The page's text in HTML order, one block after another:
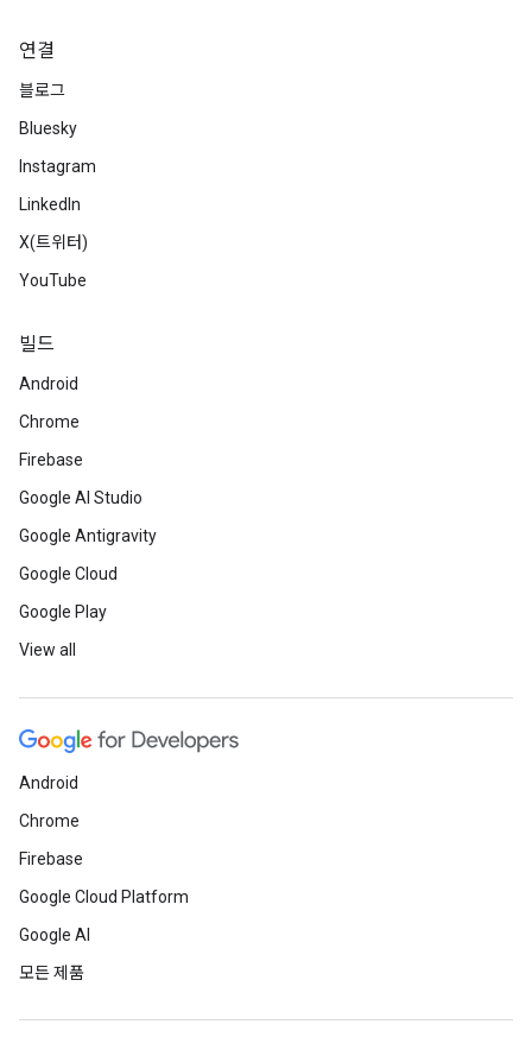
연결
블로그
Bluesky
Instagram
LinkedIn
X(트위터)
YouTube
빌드
Android
Chrome
Firebase
Google AI Studio
Google Antigravity
Google Cloud
Google Play
View all
Android
Chrome
Firebase
Google Cloud Platform
Google AI
모든 제품